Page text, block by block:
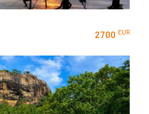
2700 EUR